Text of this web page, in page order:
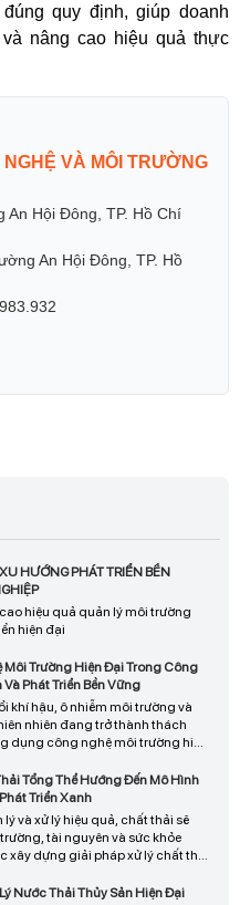
quy định, giúp doanh
nâng cao hiệu quả thực
VÀ MÔI TRƯỜNG
Hội Đông, TP. Hồ Chí
An Hội Đông, TP. Hồ
HƯỚNG PHÁT TRIỂN BỀN
hiệu quả quản lý môi trường
hiện đại
Trường Hiện Đại Trong Công
Và Phát Triển Bền Vững
khí hậu, ô nhiễm môi trường và
nhiên đang trở thành thách
dụng công nghệ môi trường hiện
vững.
Tổng Thể Hướng Đến Mô Hình
Triển Xanh
và xử lý hiệu quả, chất thải sẽ
tài nguyên và sức khỏe
xây dựng giải pháp xử lý chất thải
cầu cấp thiết đối với doanh
Nước Thải Thủy Sản Hiện Đại